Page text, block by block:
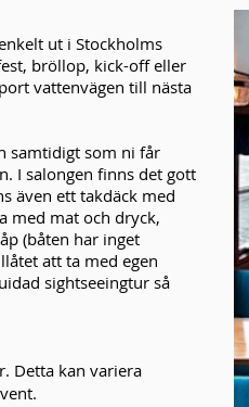
ut i Stockholms
bröllop, kick-off eller
vattenvägen till nästa
samtidigt som ni får
I salongen finns det gott
även ett takdäck med
med mat och dryck,
(båten har inget
att ta med egen
sightseeingtur så
Detta kan variera